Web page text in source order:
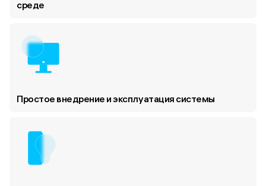
среде
Простое внедрение и эксплуатация системы